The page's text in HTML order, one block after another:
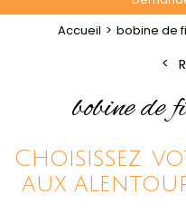
Accueil
bobine de
bobine
Choisissez
aux